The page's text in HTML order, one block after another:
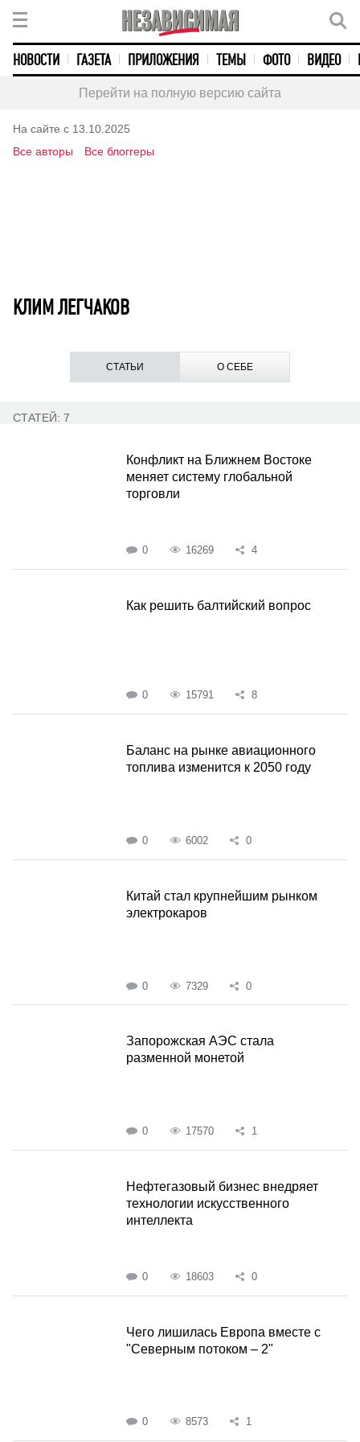
НОВОСТИ ГАЗЕТА ПРИЛОЖЕНИЯ ТЕМЫ ФОТО ВИДЕО
Перейти на полную версию сайта
На сайте с 13.10.2025
Все авторы
Все блоггеры
КЛИМ ЛЕГЧАКОВ
СТАТЬИ О СЕБЕ
СТАТЕЙ: 7
Конфликт на Ближнем Востоке
меняет систему глобальной
торговли
0 16269 4
Как решить балтийский вопрос
0 15791 8
Баланс на рынке авиационного
топлива изменится к 2050 году
0 6002 0
Китай стал крупнейшим рынком
электрокаров
0 7329 0
Запорожская АЭС стала
разменной монетой
0 17570 1
Нефтегазовый бизнес внедряет
технологии искусственного
интеллекта
0 18603 0
Чего лишилась Европа вместе с
"Северным потоком – 2"
0 8573 1